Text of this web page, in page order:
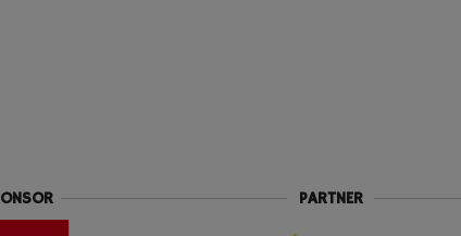
PARTNER